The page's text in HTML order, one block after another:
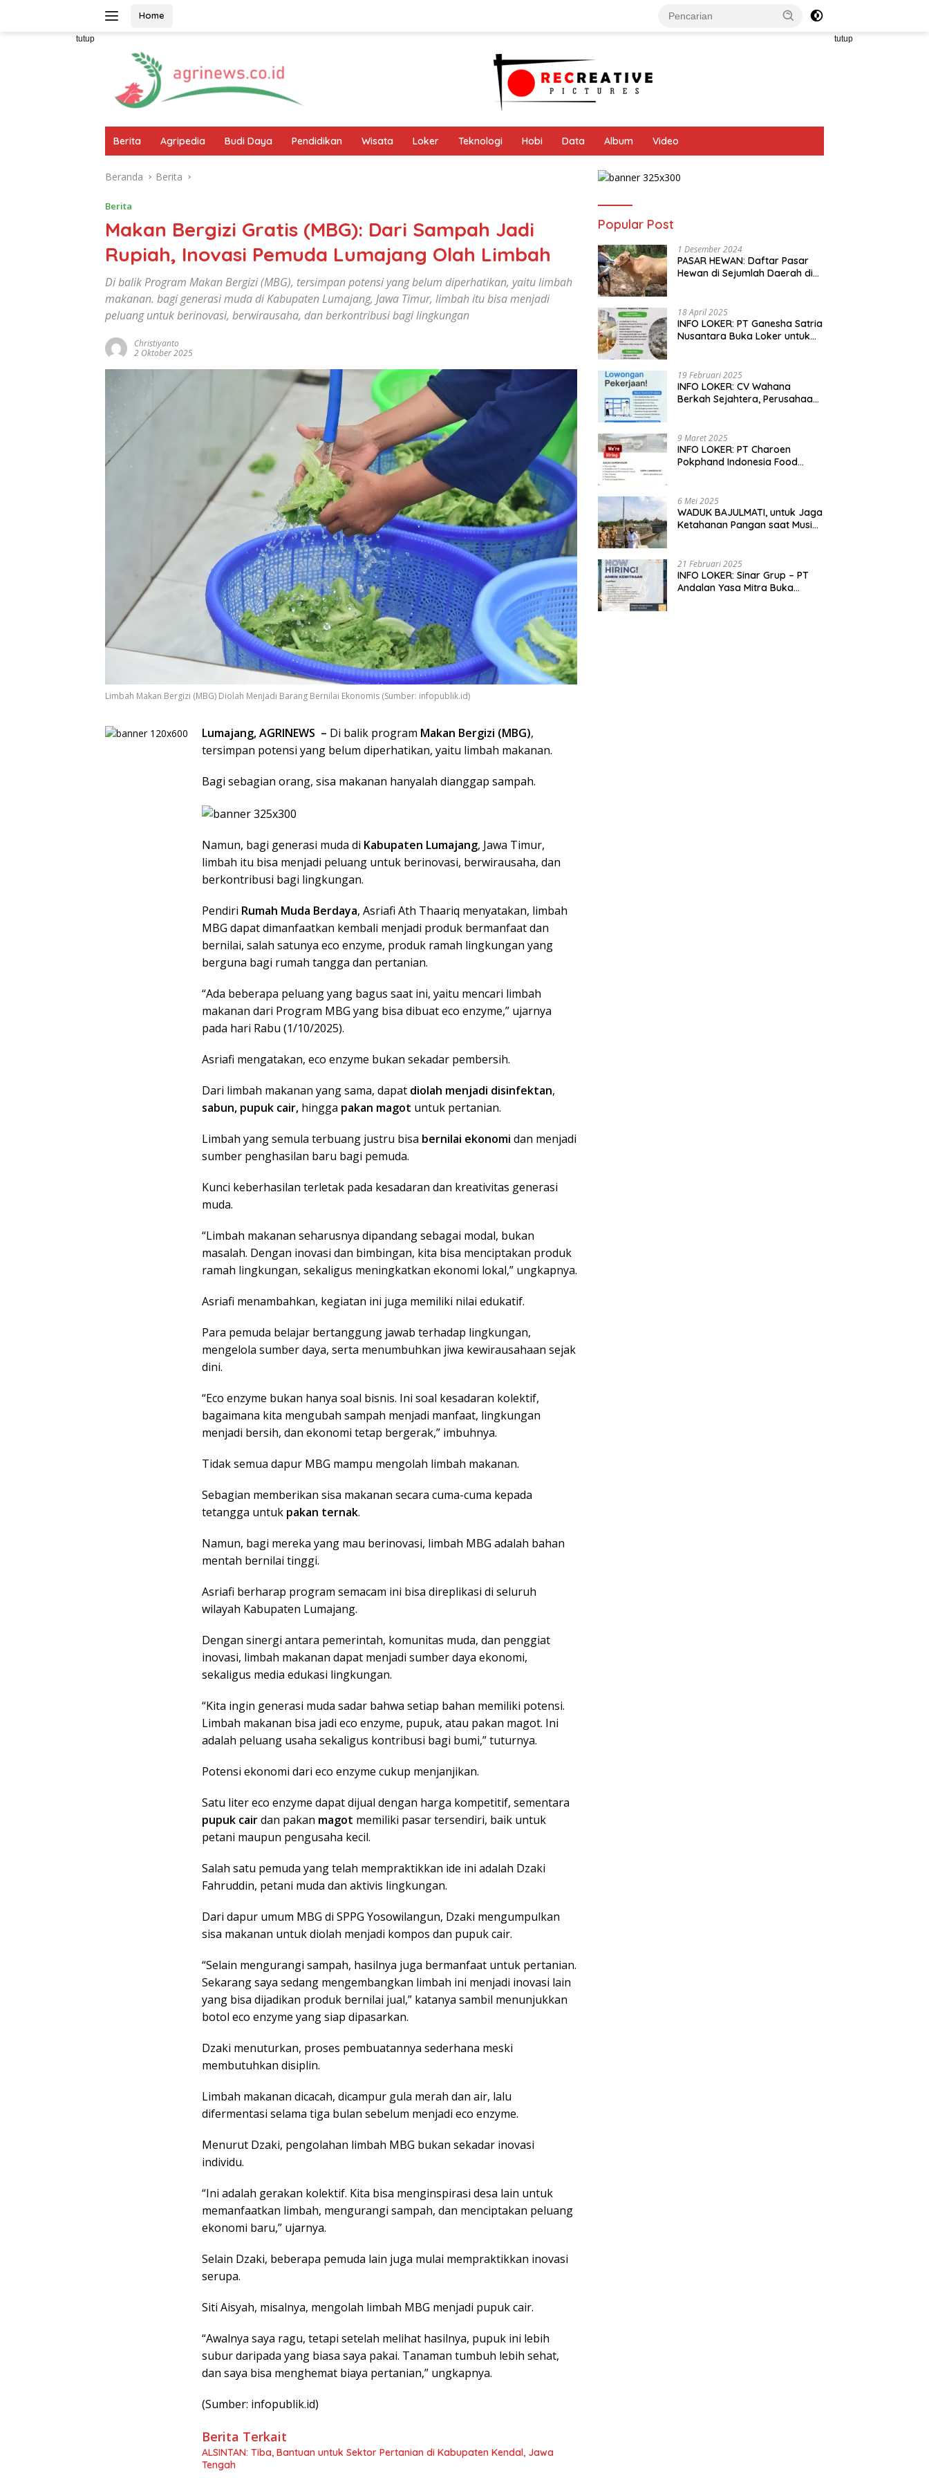
Home
tutup tutup
Berita Agripedia Budi Daya Pendidikan Wisata Loker Teknologi Hobi Data Album Video
Beranda Berita
Berita
Makan Bergizi Gratis (MBG): Dari Sampah Jadi
Rupiah, Inovasi Pemuda Lumajang Olah Limbah
Di balik Program Makan Bergizi (MBG), tersimpan potensi yang belum diperhatikan, yaitu limbah
makanan. bagi generasi muda di Kabupaten Lumajang, Jawa Timur, limbah itu bisa menjadi
peluang untuk berinovasi, berwirausaha, dan berkontribusi bagi lingkungan
Christiyanto
2 Oktober 2025
Limbah Makan Bergizi (MBG) Diolah Menjadi Barang Bernilai Ekonomis (Sumber: infopublik.id)
Lumajang, AGRINEWS – Di balik program Makan Bergizi (MBG),
tersimpan potensi yang belum diperhatikan, yaitu limbah makanan.
Bagi sebagian orang, sisa makanan hanyalah dianggap sampah.
Namun, bagi generasi muda di Kabupaten Lumajang, Jawa Timur,
limbah itu bisa menjadi peluang untuk berinovasi, berwirausaha, dan
berkontribusi bagi lingkungan.
Pendiri Rumah Muda Berdaya, Asriafi Ath Thaariq menyatakan, limbah
MBG dapat dimanfaatkan kembali menjadi produk bermanfaat dan
bernilai, salah satunya eco enzyme, produk ramah lingkungan yang
berguna bagi rumah tangga dan pertanian.
“Ada beberapa peluang yang bagus saat ini, yaitu mencari limbah
makanan dari Program MBG yang bisa dibuat eco enzyme,” ujarnya
pada hari Rabu (1/10/2025).
Asriafi mengatakan, eco enzyme bukan sekadar pembersih.
Dari limbah makanan yang sama, dapat diolah menjadi disinfektan,
sabun, pupuk cair, hingga pakan magot untuk pertanian.
Limbah yang semula terbuang justru bisa bernilai ekonomi dan menjadi
sumber penghasilan baru bagi pemuda.
Kunci keberhasilan terletak pada kesadaran dan kreativitas generasi
muda.
“Limbah makanan seharusnya dipandang sebagai modal, bukan
masalah. Dengan inovasi dan bimbingan, kita bisa menciptakan produk
ramah lingkungan, sekaligus meningkatkan ekonomi lokal,” ungkapnya.
Asriafi menambahkan, kegiatan ini juga memiliki nilai edukatif.
Para pemuda belajar bertanggung jawab terhadap lingkungan,
mengelola sumber daya, serta menumbuhkan jiwa kewirausahaan sejak
dini.
“Eco enzyme bukan hanya soal bisnis. Ini soal kesadaran kolektif,
bagaimana kita mengubah sampah menjadi manfaat, lingkungan
menjadi bersih, dan ekonomi tetap bergerak,” imbuhnya.
Tidak semua dapur MBG mampu mengolah limbah makanan.
Sebagian memberikan sisa makanan secara cuma-cuma kepada
tetangga untuk pakan ternak.
Namun, bagi mereka yang mau berinovasi, limbah MBG adalah bahan
mentah bernilai tinggi.
Asriafi berharap program semacam ini bisa direplikasi di seluruh
wilayah Kabupaten Lumajang.
Dengan sinergi antara pemerintah, komunitas muda, dan penggiat
inovasi, limbah makanan dapat menjadi sumber daya ekonomi,
sekaligus media edukasi lingkungan.
“Kita ingin generasi muda sadar bahwa setiap bahan memiliki potensi.
Limbah makanan bisa jadi eco enzyme, pupuk, atau pakan magot. Ini
adalah peluang usaha sekaligus kontribusi bagi bumi,” tuturnya.
Potensi ekonomi dari eco enzyme cukup menjanjikan.
Satu liter eco enzyme dapat dijual dengan harga kompetitif, sementara
pupuk cairdan pakan magot memiliki pasar tersendiri, baik untuk
petani maupun pengusaha kecil.
Salah satu pemuda yang telah mempraktikkan ide ini adalah Dzaki
Fahruddin, petani muda dan aktivis lingkungan.
Dari dapur umum MBG di SPPG Yosowilangun, Dzaki mengumpulkan
sisa makanan untuk diolah menjadi kompos dan pupuk cair.
“Selain mengurangi sampah, hasilnya juga bermanfaat untuk pertanian.
Sekarang saya sedang mengembangkan limbah ini menjadi inovasi lain
yang bisa dijadikan produk bernilai jual,” katanya sambil menunjukkan
botol eco enzyme yang siap dipasarkan.
Dzaki menuturkan, proses pembuatannya sederhana meski
membutuhkan disiplin.
Limbah makanan dicacah, dicampur gula merah dan air, lalu
difermentasi selama tiga bulan sebelum menjadi eco enzyme.
Menurut Dzaki, pengolahan limbah MBG bukan sekadar inovasi
individu.
“Ini adalah gerakan kolektif. Kita bisa menginspirasi desa lain untuk
memanfaatkan limbah, mengurangi sampah, dan menciptakan peluang
ekonomi baru,” ujarnya.
Selain Dzaki, beberapa pemuda lain juga mulai mempraktikkan inovasi
serupa.
Siti Aisyah, misalnya, mengolah limbah MBG menjadi pupuk cair.
“Awalnya saya ragu, tetapi setelah melihat hasilnya, pupuk ini lebih
subur daripada yang biasa saya pakai. Tanaman tumbuh lebih sehat,
dan saya bisa menghemat biaya pertanian,” ungkapnya.
(Sumber: infopublik.id)
Berita Terkait
ALSINTAN: Tiba, Bantuan untuk Sektor Pertanian di Kabupaten Kendal, Jawa
Tengah
Popular Post
1 Desember 2024
PASAR HEWAN: Daftar Pasar
Hewan di Sejumlah Daerah di
18 April 2025
INFO LOKER: PT Ganesha Satria
Nusantara Buka Loker untuk
19 Februari 2025
INFO LOKER: CV Wahana
Berkah Sejahtera, Perusahaan
9 Maret 2025
INFO LOKER: PT Charoen
Pokphand Indonesia Food
6 Mei 2025
WADUK BAJULMATI, untuk Jaga
Ketahanan Pangan saat Musim
21 Februari 2025
INFO LOKER: Sinar Grup – PT
Andalan Yasa Mitra Buka